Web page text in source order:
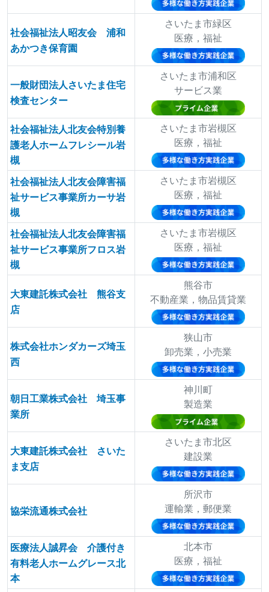
社会福祉法人昭友会 浦和
あかつき保育園
さいたま市緑区
医療，福祉
一般財団法人さいたま住宅
検査センター
さいたま市浦和区
サービス業
社会福祉法人北友会特別養
護老人ホームフレシール岩
槻
さいたま市岩槻区
医療，福祉
社会福祉法人北友会障害福
祉サービス事業所カーサ岩
槻
さいたま市岩槻区
医療，福祉
社会福祉法人北友会障害福
祉サービス事業所フロス岩
槻
さいたま市岩槻区
医療，福祉
大東建託株式会社 熊谷支
店
熊谷市
不動産業，物品賃貸業
株式会社ホンダカーズ埼玉
西
狭山市
卸売業，小売業
朝日工業株式会社 埼玉事
業所
神川町
製造業
大東建託株式会社 さいた
ま支店
さいたま市北区
建設業
協栄流通株式会社
所沢市
運輸業，郵便業
医療法人誠昇会 介護付き
有料老人ホームグレース北
本
北本市
医療，福祉